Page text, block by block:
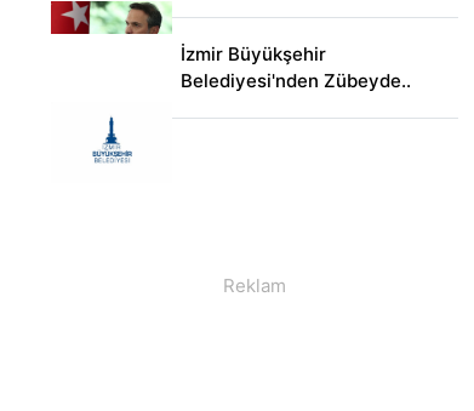
İzmir Büyükşehir
Belediyesi'nden Zübeyde..